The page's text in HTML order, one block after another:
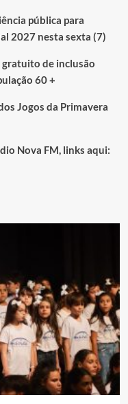
pública para
2027 nesta sexta (7)
gratuito de inclusão
60 +
Jogos da Primavera
Nova FM, links aqui: